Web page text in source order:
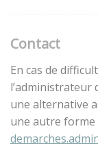
Contact
En cas de
une alternative
une autre forme